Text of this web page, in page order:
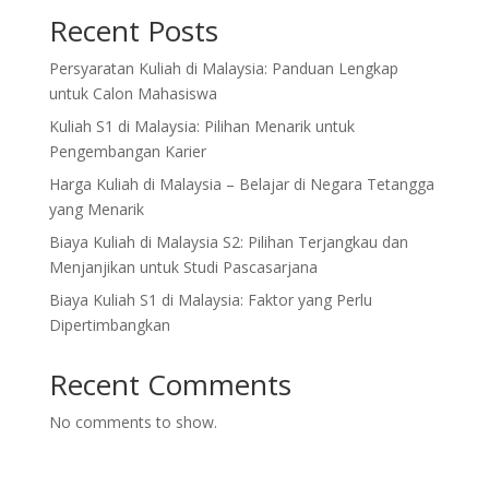
Recent Posts
Persyaratan Kuliah di Malaysia: Panduan Lengkap
untuk Calon Mahasiswa
Kuliah S1 di Malaysia: Pilihan Menarik untuk
Pengembangan Karier
Harga Kuliah di Malaysia – Belajar di Negara Tetangga
yang Menarik
Biaya Kuliah di Malaysia S2: Pilihan Terjangkau dan
Menjanjikan untuk Studi Pascasarjana
Biaya Kuliah S1 di Malaysia: Faktor yang Perlu
Dipertimbangkan
Recent Comments
No comments to show.